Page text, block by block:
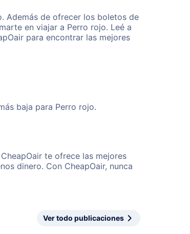
Además de ofrecer los boletos de
en viajar a Perro rojo. Leé a
para encontrar las mejores
baja para Perro rojo.
te ofrece las mejores
dinero. Con CheapOair, nunca
Ver todo publicaciones